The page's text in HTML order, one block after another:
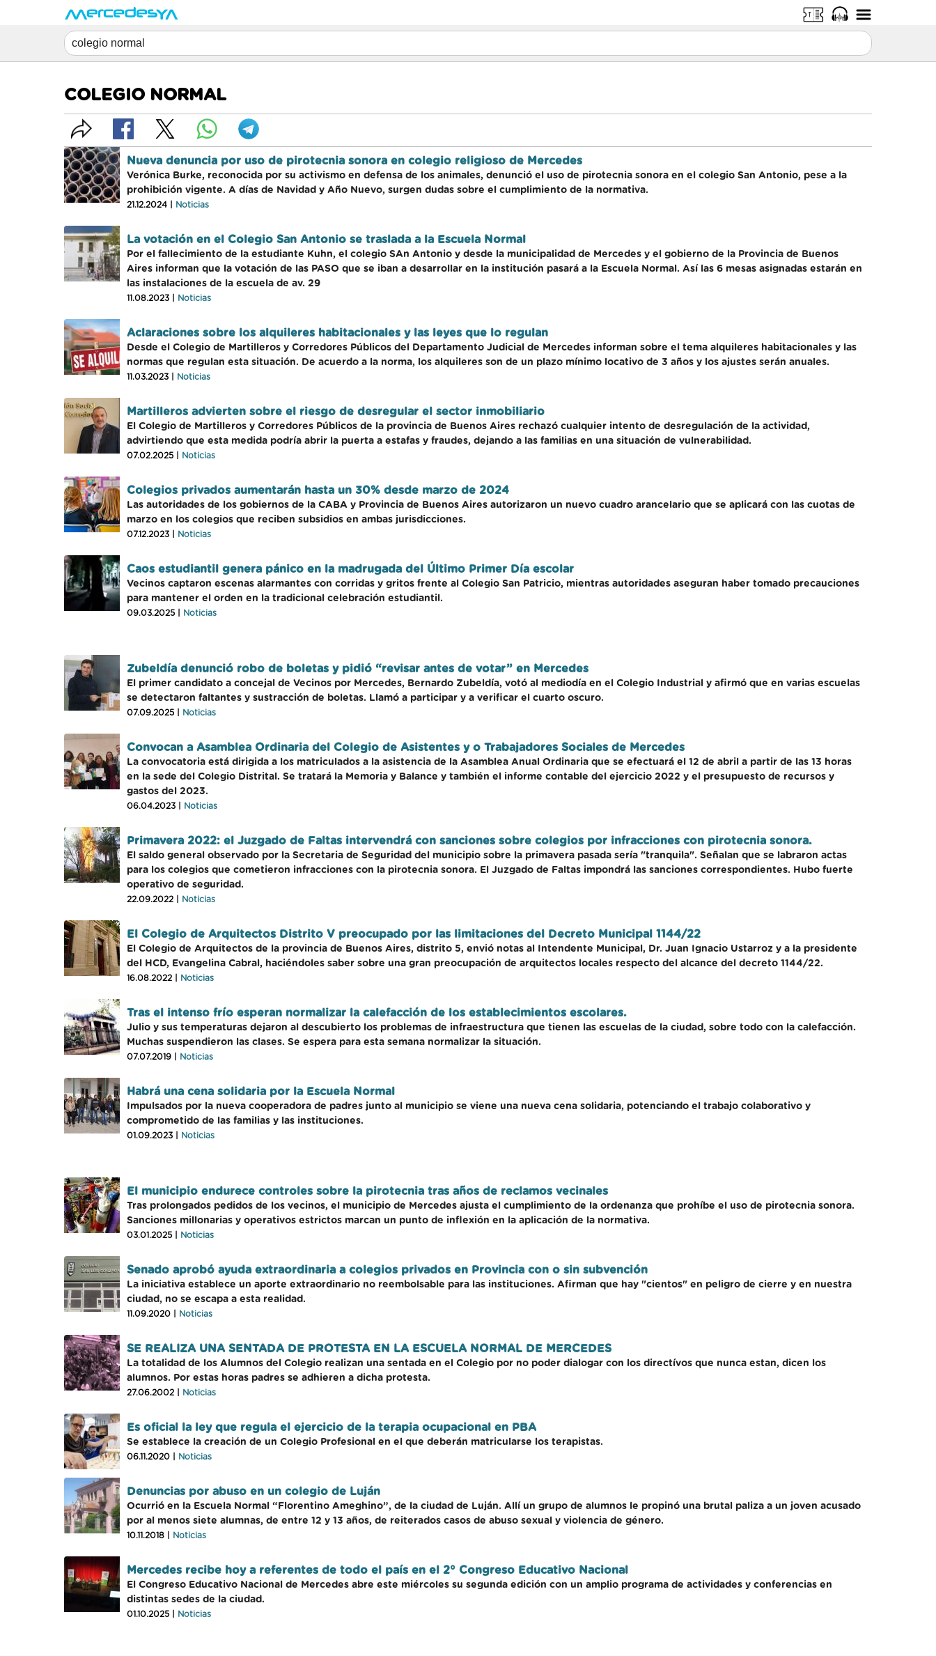
COLEGIO NORMAL
Nueva denuncia por uso de pirotecnia sonora en colegio religioso de Mercedes
Verónica Burke, reconocida por su activismo en defensa de los animales, denunció el uso de pirotecnia sonora en el colegio San Antonio, pese a la
prohibición vigente. A días de Navidad y Año Nuevo, surgen dudas sobre el cumplimiento de la normativa.
21.12.2024 | Noticias
La votación en el Colegio San Antonio se traslada a la Escuela Normal
Por el fallecimiento de la estudiante Kuhn, el colegio SAn Antonio y desde la municipalidad de Mercedes y el gobierno de la Provincia de Buenos
Aires informan que la votación de las PASO que se iban a desarrollar en la institución pasará a la Escuela Normal. Así las 6 mesas asignadas estarán en
las instalaciones de la escuela de av. 29
11.08.2023 | Noticias
Aclaraciones sobre los alquileres habitacionales y las leyes que lo regulan
Desde el Colegio de Martilleros y Corredores Públicos del Departamento Judicial de Mercedes informan sobre el tema alquileres habitacionales y las
normas que regulan esta situación. De acuerdo a la norma, los alquileres son de un plazo mínimo locativo de 3 años y los ajustes serán anuales.
11.03.2023 | Noticias
Martilleros advierten sobre el riesgo de desregular el sector inmobiliario
El Colegio de Martilleros y Corredores Públicos de la provincia de Buenos Aires rechazó cualquier intento de desregulación de la actividad,
advirtiendo que esta medida podría abrir la puerta a estafas y fraudes, dejando a las familias en una situación de vulnerabilidad.
07.02.2025 | Noticias
Colegios privados aumentarán hasta un 30% desde marzo de 2024
Las autoridades de los gobiernos de la CABA y Provincia de Buenos Aires autorizaron un nuevo cuadro arancelario que se aplicará con las cuotas de
marzo en los colegios que reciben subsidios en ambas jurisdicciones.
07.12.2023 | Noticias
Caos estudiantil genera pánico en la madrugada del Último Primer Día escolar
Vecinos captaron escenas alarmantes con corridas y gritos frente al Colegio San Patricio, mientras autoridades aseguran haber tomado precauciones
para mantener el orden en la tradicional celebración estudiantil.
09.03.2025 | Noticias
Zubeldía denunció robo de boletas y pidió “revisar antes de votar” en Mercedes
El primer candidato a concejal de Vecinos por Mercedes, Bernardo Zubeldía, votó al mediodía en el Colegio Industrial y afirmó que en varias escuelas
se detectaron faltantes y sustracción de boletas. Llamó a participar y a verificar el cuarto oscuro.
07.09.2025 | Noticias
Convocan a Asamblea Ordinaria del Colegio de Asistentes y o Trabajadores Sociales de Mercedes
La convocatoria está dirigida a los matriculados a la asistencia de la Asamblea Anual Ordinaria que se efectuará el 12 de abril a partir de las 13 horas
en la sede del Colegio Distrital. Se tratará la Memoria y Balance y también el informe contable del ejercicio 2022 y el presupuesto de recursos y
gastos del 2023.
06.04.2023 | Noticias
Primavera 2022: el Juzgado de Faltas intervendrá con sanciones sobre colegios por infracciones con pirotecnia sonora.
El saldo general observado por la Secretaria de Seguridad del municipio sobre la primavera pasada sería "tranquila". Señalan que se labraron actas
para los colegios que cometieron infracciones con la pirotecnia sonora. El Juzgado de Faltas impondrá las sanciones correspondientes. Hubo fuerte
operativo de seguridad.
22.09.2022 | Noticias
El Colegio de Arquitectos Distrito V preocupado por las limitaciones del Decreto Municipal 1144/22
El Colegio de Arquitectos de la provincia de Buenos Aires, distrito 5, envió notas al Intendente Municipal, Dr. Juan Ignacio Ustarroz y a la presidente
del HCD, Evangelina Cabral, haciéndoles saber sobre una gran preocupación de arquitectos locales respecto del alcance del decreto 1144/22.
16.08.2022 | Noticias
Tras el intenso frío esperan normalizar la calefacción de los establecimientos escolares.
Julio y sus temperaturas dejaron al descubierto los problemas de infraestructura que tienen las escuelas de la ciudad, sobre todo con la calefacción.
Muchas suspendieron las clases. Se espera para esta semana normalizar la situación.
07.07.2019 | Noticias
Habrá una cena solidaria por la Escuela Normal
Impulsados por la nueva cooperadora de padres junto al municipio se viene una nueva cena solidaria, potenciando el trabajo colaborativo y
comprometido de las familias y las instituciones.
01.09.2023 | Noticias
El municipio endurece controles sobre la pirotecnia tras años de reclamos vecinales
Tras prolongados pedidos de los vecinos, el municipio de Mercedes ajusta el cumplimiento de la ordenanza que prohíbe el uso de pirotecnia sonora.
Sanciones millonarias y operativos estrictos marcan un punto de inflexión en la aplicación de la normativa.
03.01.2025 | Noticias
Senado aprobó ayuda extraordinaria a colegios privados en Provincia con o sin subvención
La iniciativa establece un aporte extraordinario no reembolsable para las instituciones. Afirman que hay "cientos" en peligro de cierre y en nuestra
ciudad, no se escapa a esta realidad.
11.09.2020 | Noticias
SE REALIZA UNA SENTADA DE PROTESTA EN LA ESCUELA NORMAL DE MERCEDES
La totalidad de los Alumnos del Colegio realizan una sentada en el Colegio por no poder dialogar con los directívos que nunca estan, dicen los
alumnos. Por estas horas padres se adhieren a dicha protesta.
27.06.2002 | Noticias
Es oficial la ley que regula el ejercicio de la terapia ocupacional en PBA
Se establece la creación de un Colegio Profesional en el que deberán matricularse los terapistas.
06.11.2020 | Noticias
Denuncias por abuso en un colegio de Luján
Ocurrió en la Escuela Normal “Florentino Ameghino”, de la ciudad de Luján. Allí un grupo de alumnos le propinó una brutal paliza a un joven acusado
por al menos siete alumnas, de entre 12 y 13 años, de reiterados casos de abuso sexual y violencia de género.
10.11.2018 | Noticias
Mercedes recibe hoy a referentes de todo el país en el 2° Congreso Educativo Nacional
El Congreso Educativo Nacional de Mercedes abre este miércoles su segunda edición con un amplio programa de actividades y conferencias en
distintas sedes de la ciudad.
01.10.2025 | Noticias